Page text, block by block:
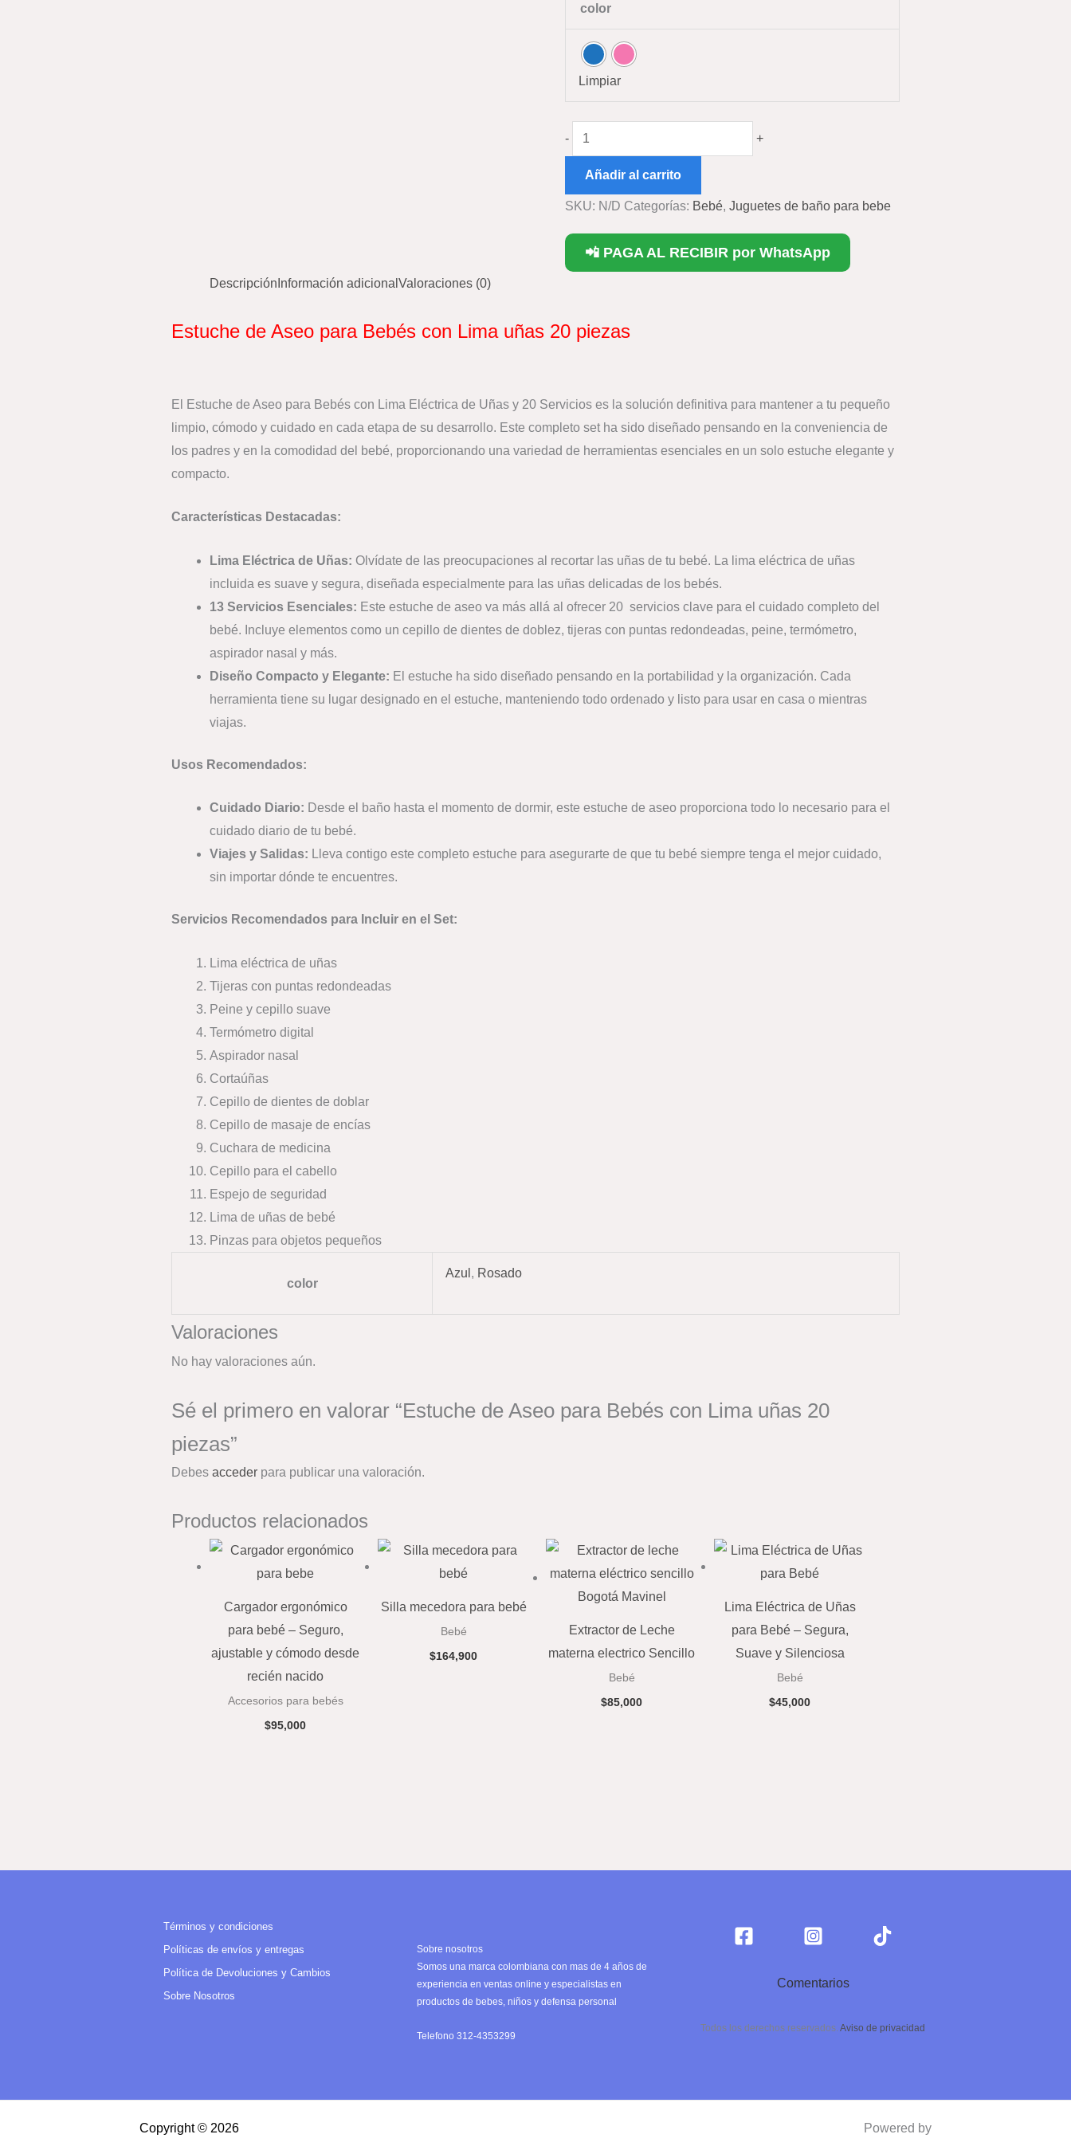
color
Limpiar
- +
Añadir al carrito
SKU: N/D Categorías: Bebé, Juguetes de baño para bebe
📲 PAGA AL RECIBIR por WhatsApp
Descripción Información adicional Valoraciones (0)
Estuche de Aseo para Bebés con Lima uñas 20 piezas
El Estuche de Aseo para Bebés con Lima Eléctrica de Uñas y 20 Servicios es la solución definitiva para mantener a tu pequeño
limpio, cómodo y cuidado en cada etapa de su desarrollo. Este completo set ha sido diseñado pensando en la conveniencia de
los padres y en la comodidad del bebé, proporcionando una variedad de herramientas esenciales en un solo estuche elegante y
compacto.
Características Destacadas:
Lima Eléctrica de Uñas: Olvídate de las preocupaciones al recortar las uñas de tu bebé. La lima eléctrica de uñas
incluida es suave y segura, diseñada especialmente para las uñas delicadas de los bebés.
13 Servicios Esenciales: Este estuche de aseo va más allá al ofrecer 20 servicios clave para el cuidado completo del
bebé. Incluye elementos como un cepillo de dientes de doblez, tijeras con puntas redondeadas, peine, termómetro,
aspirador nasal y más.
Diseño Compacto y Elegante: El estuche ha sido diseñado pensando en la portabilidad y la organización. Cada
herramienta tiene su lugar designado en el estuche, manteniendo todo ordenado y listo para usar en casa o mientras
viajas.
Usos Recomendados:
Cuidado Diario: Desde el baño hasta el momento de dormir, este estuche de aseo proporciona todo lo necesario para el
cuidado diario de tu bebé.
Viajes y Salidas: Lleva contigo este completo estuche para asegurarte de que tu bebé siempre tenga el mejor cuidado,
sin importar dónde te encuentres.
Servicios Recomendados para Incluir en el Set:
Lima eléctrica de uñas
Tijeras con puntas redondeadas
Peine y cepillo suave
Termómetro digital
Aspirador nasal
Cortaúñas
Cepillo de dientes de doblar
Cepillo de masaje de encías
Cuchara de medicina
Cepillo para el cabello
Espejo de seguridad
Lima de uñas de bebé
Pinzas para objetos pequeños
color
Azul , Rosado
Valoraciones
No hay valoraciones aún.
Sé el primero en valorar “Estuche de Aseo para Bebés con Lima uñas 20
piezas”
Debes acceder para publicar una valoración.
Productos relacionados
Cargador ergonómico
para bebé – Seguro,
ajustable y cómodo desde
recién nacido
Accesorios para bebés
$95,000
Silla mecedora para bebé
Bebé
$164,900
Extractor de Leche
materna electrico Sencillo
Bebé
$85,000
Lima Eléctrica de Uñas
para Bebé – Segura,
Suave y Silenciosa
Bebé
$45,000
Términos y condiciones
Políticas de envíos y entregas
Política de Devoluciones y Cambios
Sobre Nosotros
Sobre nosotros
Somos una marca colombiana con mas de 4 años de
experiencia en ventas online y especialistas en
productos de bebes, niños y defensa personal
Telefono 312-4353299
Comentarios
Todos los derechos reservados. Aviso de privacidad
Copyright © 2026 Powered by